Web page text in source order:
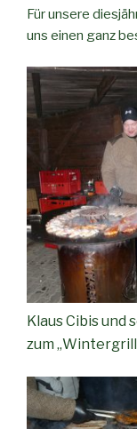
Für unsere
uns einen ganz
Klaus Cibis
zum